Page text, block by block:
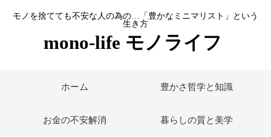
モノを捨てても不安な人の為の…「豊かなミニマリスト」という
生き方
mono-life モノライフ
ホーム 豊かさ哲学と知識
お金の不安解消 暮らしの質と美学